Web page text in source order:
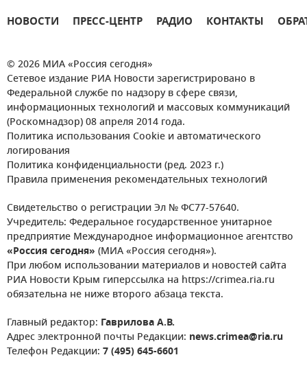
НОВОСТИ ПРЕСС-ЦЕНТР РАДИО КОНТАКТЫ
© 2026 МИА «Россия сегодня»
Сетевое издание РИА Новости зарегистрировано в
Федеральной службе по надзору в сфере связи,
информационных технологий и массовых коммуникаций
(Роскомнадзор) 08 апреля 2014 года.
Политика использования Cookie и автоматического
логирования
Политика конфиденциальности (ред. 2023 г.)
Правила применения рекомендательных технологий
Свидетельство о регистрации Эл № ФС77-57640.
Учредитель: Федеральное государственное унитарное
предприятие Международное информационное агентство
«Россия сегодня» (МИА «Россия сегодня»).
При любом использовании материалов и новостей сайта
РИА Новости Крым гиперссылка на https://crimea.ria.ru
обязательна не ниже второго абзаца текста.
Главный редактор: Гаврилова А.В.
Адрес электронной почты Редакции: news.crimea@ria.ru
Телефон Редакции: 7 (495) 645-6601